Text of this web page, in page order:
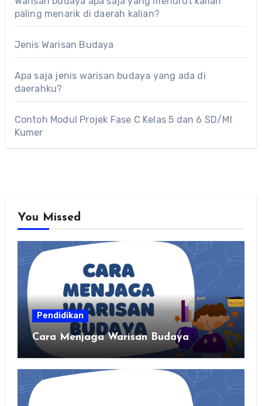
paling menarik di daerah kalian?
Jenis Warisan Budaya
Apa saja jenis warisan budaya yang ada di
daerahku?
Contoh Modul Projek Fase C Kelas 5 dan 6 SD/MI
Kumer
You Missed
Pendidikan
Cara Menjaga Warisan Budaya